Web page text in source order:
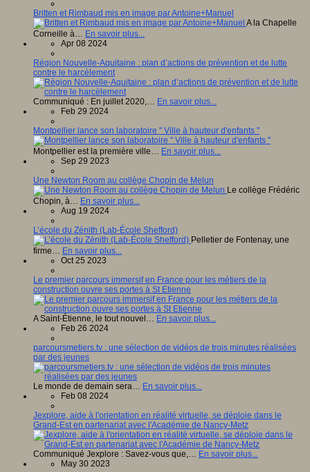
Britten et Rimbaud mis en image par Antoine+Manuel
A la Chapelle
Corneille à… En savoir plus...
Apr 08 2024
Région Nouvelle-Aquitaine : plan d’actions de prévention et de lutte
contre le harcèlement
Communiqué : En juillet 2020,… En savoir plus...
Feb 29 2024
Montpellier lance son laboratoire " Ville à hauteur d'enfants "
Montpellier est la première ville… En savoir plus...
Sep 29 2023
Une Newton Room au collège Chopin de Melun
Le collège Frédéric
Chopin, à… En savoir plus...
Aug 19 2024
L’école du Zénith (Lab-École Shefford)
Pelletier de Fontenay, une
firme… En savoir plus...
Oct 25 2023
Le premier parcours immersif en France pour les métiers de la
construction ouvre ses portes à St Etienne
A Saint-Étienne, le tout nouvel… En savoir plus...
Feb 26 2024
parcoursmetiers.tv : une sélection de vidéos de trois minutes réalisées
par des jeunes
Le monde de demain sera… En savoir plus...
Feb 08 2024
Jexplore, aide à l'orientation en réalité virtuelle, se déploie dans le
Grand-Est en partenariat avec l'Académie de Nancy-Metz
Communiqué Jexplore : Savez-vous que,… En savoir plus...
May 30 2023